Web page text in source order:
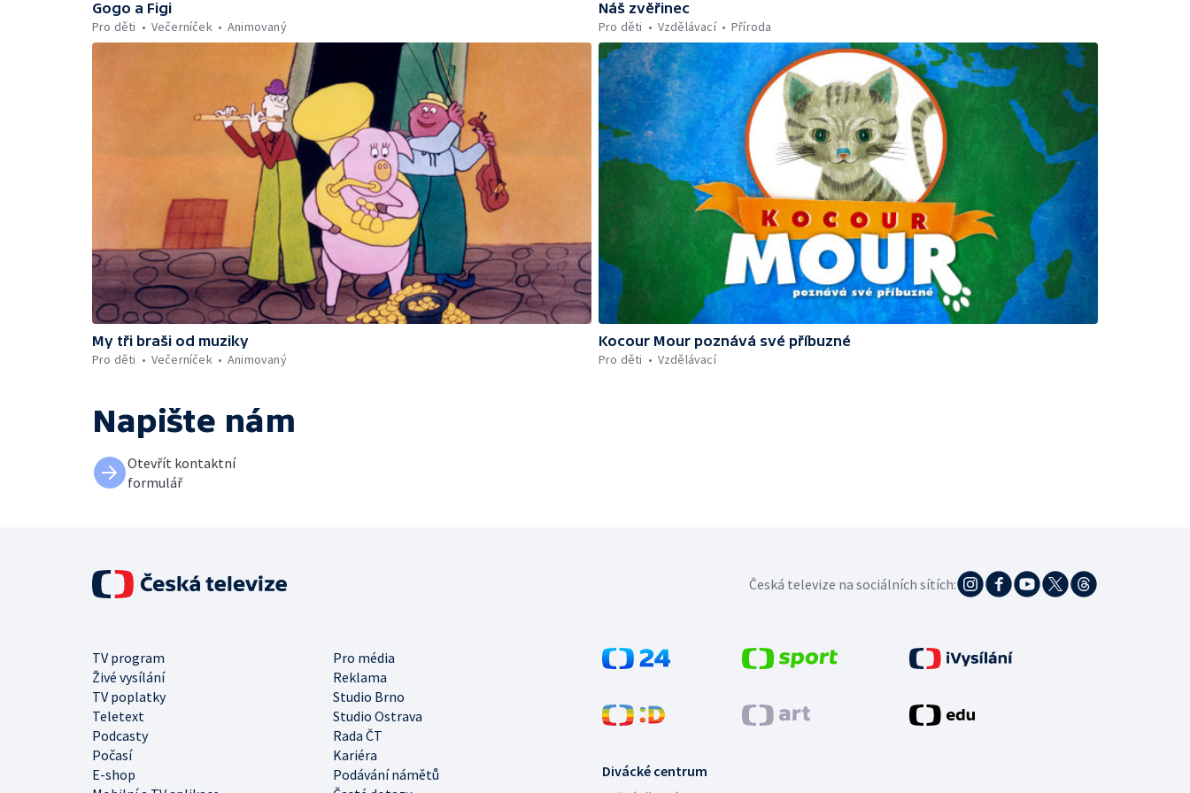
Gogo a Figi
Pro děti
Večerníček Animovaný
Náš zvěřinec
Pro děti
Vzdělávací Příroda
My tři braši od muziky
Pro děti
Večerníček Animovaný
Kocour Mour poznává své příbuzné
Pro děti
Vzdělávací
Napište nám
Otevřít kontaktní
formulář
Divácké centrum
TV program
Pro média
Živé vysílání
Reklama
TV poplatky
Studio Brno
Teletext
Studio Ostrava
Podcasty
Rada ČT
Počasí
Kariéra
E-shop
Podávání námětů
Česká televize na sociálních sítích: